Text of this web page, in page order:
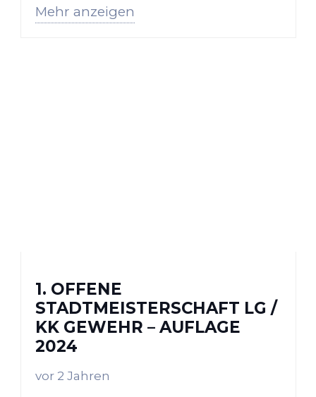
Schüler vervollständigt somit den…
Mehr anzeigen
1. OFFENE
STADTMEISTERSCHAFT LG /
KK GEWEHR – AUFLAGE
2024
vor 2 Jahren